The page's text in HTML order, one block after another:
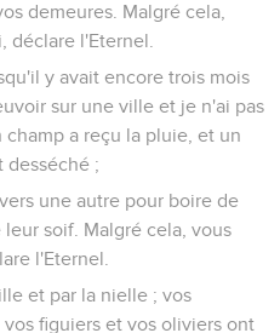
demeures. Malgré cela,
déclare l'Eternel.
y avait encore trois mois
sur une ville et je n'ai pas
a reçu la pluie, et un
desséché ;
une autre pour boire de
soif. Malgré cela, vous
l'Eternel.
et par la nielle ; vos
figuiers et vos oliviers ont